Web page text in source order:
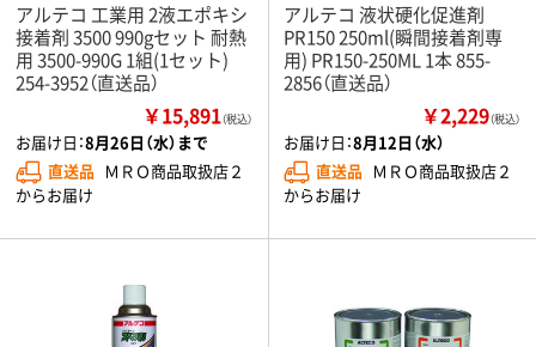
アルテコ 工業用 2液エポキシ
接着剤 3500 990gセット 耐熱
用 3500-990G 1組(1セット)
254-3952（直送品）
￥15,891（税込）
お届け日：8月26日（水）まで
直送品 ＭＲＯ商品取扱店２
からお届け
アルテコ 液状硬化促進剤
PR150 250ml(瞬間接着剤専
用) PR150-250ML 1本 855-
2856（直送品）
￥2,229（税込）
お届け日：8月12日（水）
直送品 ＭＲＯ商品取扱店２
からお届け